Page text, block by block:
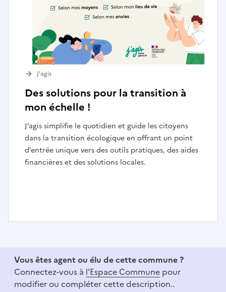
Des solutions pour la transition à
mon échelle !
J’agis simplifie le quotidien et guide les citoyens
dans la transition écologique en offrant un point
d’entrée unique vers des outils pratiques, des aides
financières et des solutions locales.
J’agis
Vous êtes agent ou élu de cette commune ?
Connectez-vous à l'Espace Commune pour
modifier ou compléter cette description..